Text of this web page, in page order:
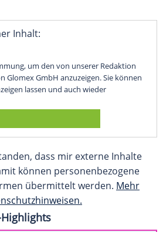
Inhalt:
um den von unserer Redaktion
Glomex GmbH anzuzeigen. Sie können
lassen und auch wieder
dass mir externe Inhalte
können personenbezogene
übermittelt werden. Mehr